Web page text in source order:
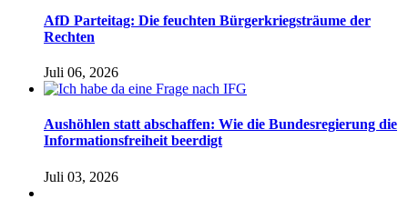
AfD Parteitag: Die feuchten Bürgerkriegsträume der
Rechten
Juli 06, 2026
Aushöhlen statt abschaffen: Wie die Bundesregierung die
Informationsfreiheit beerdigt
Juli 03, 2026